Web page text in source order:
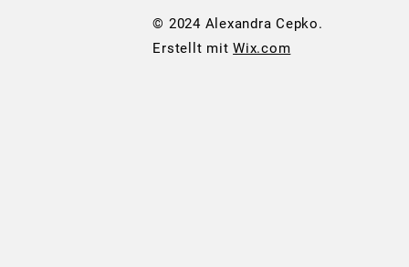
© 2024 Alexandra Cepko.
Erstellt mitWix.com